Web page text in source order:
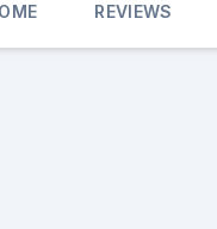
REVIEWS